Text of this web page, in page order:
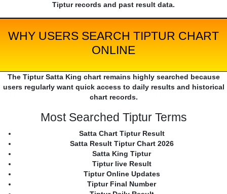
Tiptur records and past result data.
WHY USERS SEARCH TIPTUR CHART
ONLINE
The Tiptur Satta King chart remains highly searched because
users regularly want quick access to daily results and historical
chart records.
Most Searched Tiptur Terms
Satta Chart Tiptur Result
Satta Result Tiptur Chart 2026
Satta King Tiptur
Tiptur live Result
Tiptur Online Updates
Tiptur Final Number